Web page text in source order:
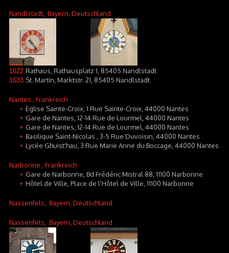
Nandlstadt , Bayern, Deutschland
1622 Rathaus, Rathausplatz 1, 85405 Nandlstadt
1633 St. Martin, Marktstr. 21, 85405 Nandlstadt
Nantes , Frankreich
+ Eglise Sainte-Croix, 1 Rue Sainte-Croix, 44000 Nantes
+ Gare de Nantes, 12-14 Rue de Lourmel, 44000 Nantes
+ Gare de Nantes, 12-14 Rue de Lourmel, 44000 Nantes
+ Basilique Saint-Nicolas , 3-5 Rue Duvoisin, 44000 Nantes
+ Lycée Ghuist'hau, 3 Rue Marie Anne du Boccage, 44000 Nantes
Narbonne , Frankreich
+ Gare de Narbonne, Bd Frédéric Mistral 88, 11100 Narbonne
+ Hôtel de Ville, Place de l'Hôtel de Ville, 11100 Narbonne
Nassenfels , Bayern, Deutschland
Nassenfels , Bayern, Deutschland